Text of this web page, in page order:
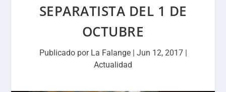
SEPARATISTA DEL 1 DE
OCTUBRE
Publicado por La Falange| Jun 12, 2017|
Actualidad